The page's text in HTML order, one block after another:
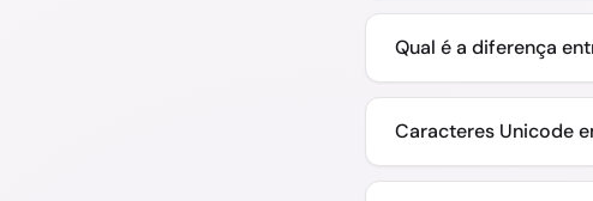
Qual é a diferença
Caracteres Unicode